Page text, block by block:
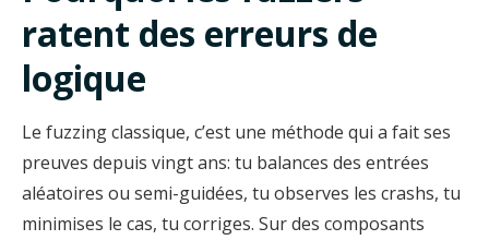
ratent des erreurs de
logique
Le fuzzing classique, c’est une méthode qui a fait ses
preuves depuis vingt ans: tu balances des entrées
aléatoires ou semi-guidées, tu observes les crashs, tu
minimises le cas, tu corriges. Sur des composants